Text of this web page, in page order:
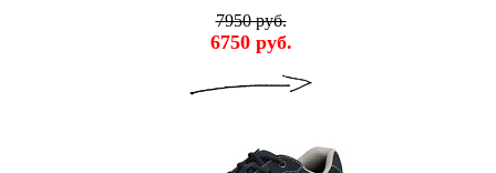
7950 руб.
6750 руб.